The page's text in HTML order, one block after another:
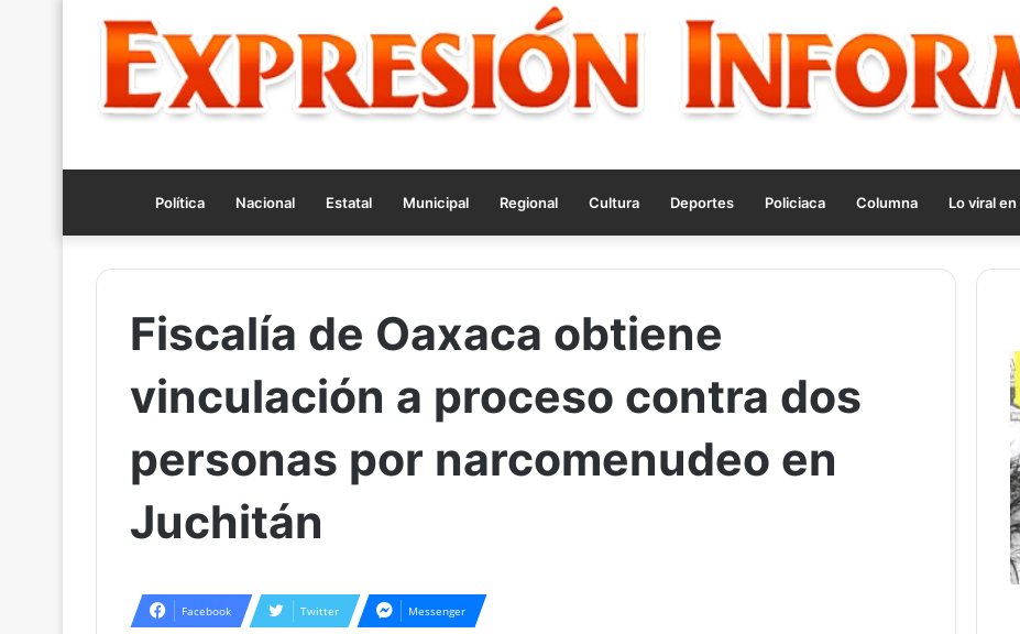
Política Nacional Estatal Municipal Regional Cultura Deportes Policiaca Columna Lo viral
Fiscalía de Oaxaca obtiene
vinculación a proceso contra dos
personas por narcomenudeo en
Juchitán
Facebook Twitter Messenger